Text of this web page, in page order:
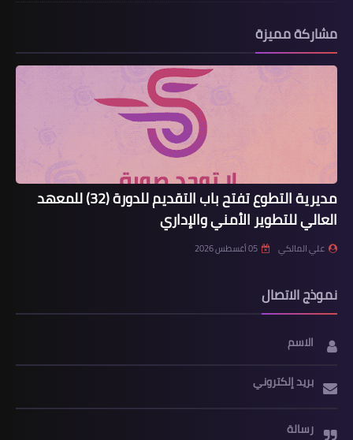
مشاركة مميزة
مديرية التطوع تفتح باب التقديم للدورة (32) للمعهد
العالي للتطوير الأمني والإداري
علي المالكي 05 أغسطس 2026
نموذج الاتصال
الاسم
بريد إلكتروني
رسالة